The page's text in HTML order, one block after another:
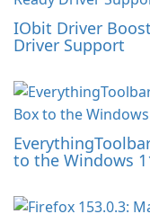
IObit Driver
Driver Support
to the Windows